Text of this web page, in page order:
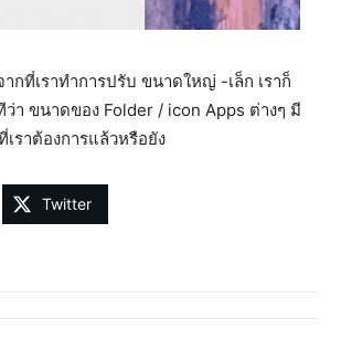
กที่เราทำการปรับ ขนาดใหญ่ -เล็ก เราก็
า ขนาดของ Folder / icon Apps ต่างๆ มี
ราต้องการแล้วหรือยัง
Twitter